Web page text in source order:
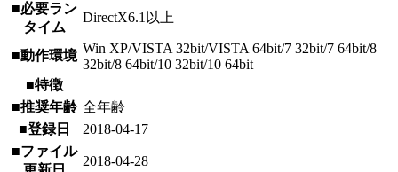
■必要ラン
タイム
DirectX6.1以上
■動作環境 Win XP/VISTA 32bit/VISTA 64bit/7 32bit/7 64bit/8
32bit/8 64bit/10 32bit/10 64bit
■特徴
■推奨年齢 全年齢
■登録日
2018-04-17
■ファイル
2018-04-28